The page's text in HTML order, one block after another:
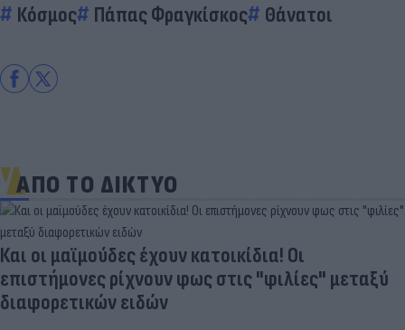
Κόσμος Πάπας Φραγκίσκος Θάνατοι
ΑΠΟ ΤΟ ΔΙΚΤΥΟ